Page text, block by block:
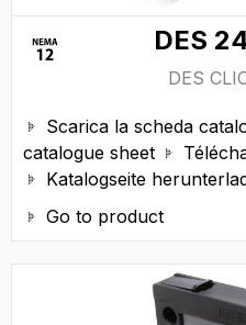
DES
DES
 Scarica la scheda
catalogue sheet

 Katalogseite
 Go to product